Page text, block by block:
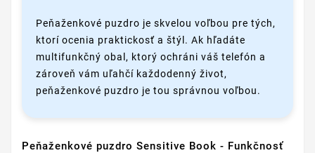
Peňaženkové puzdro je skvelou voľbou pre tých,
ktorí ocenia praktickosť a štýl. Ak hľadáte
multifunkčný obal, ktorý ochráni váš telefón a
zároveň vám uľahčí každodenný život,
peňaženkové puzdro je tou správnou voľbou.
Peňaženkové puzdro Sensitive Book - Funkčnosť